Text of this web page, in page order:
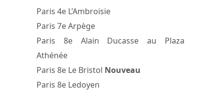
Paris 4e L’Ambroisie
Paris 7e Arpège
Paris 8e Alain Ducasse au Plaza
Athénée
Paris 8e Le Bristol Nouveau
Paris 8e Ledoyen